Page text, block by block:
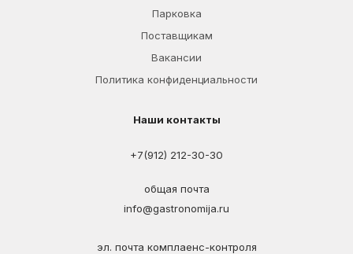
Парковка
Поставщикам
Вакансии
Политика конфиденциальности
Наши контакты
+7(912) 212-30-30
общая почта
info@gastronomija.ru
эл. почта комплаенс-контроля